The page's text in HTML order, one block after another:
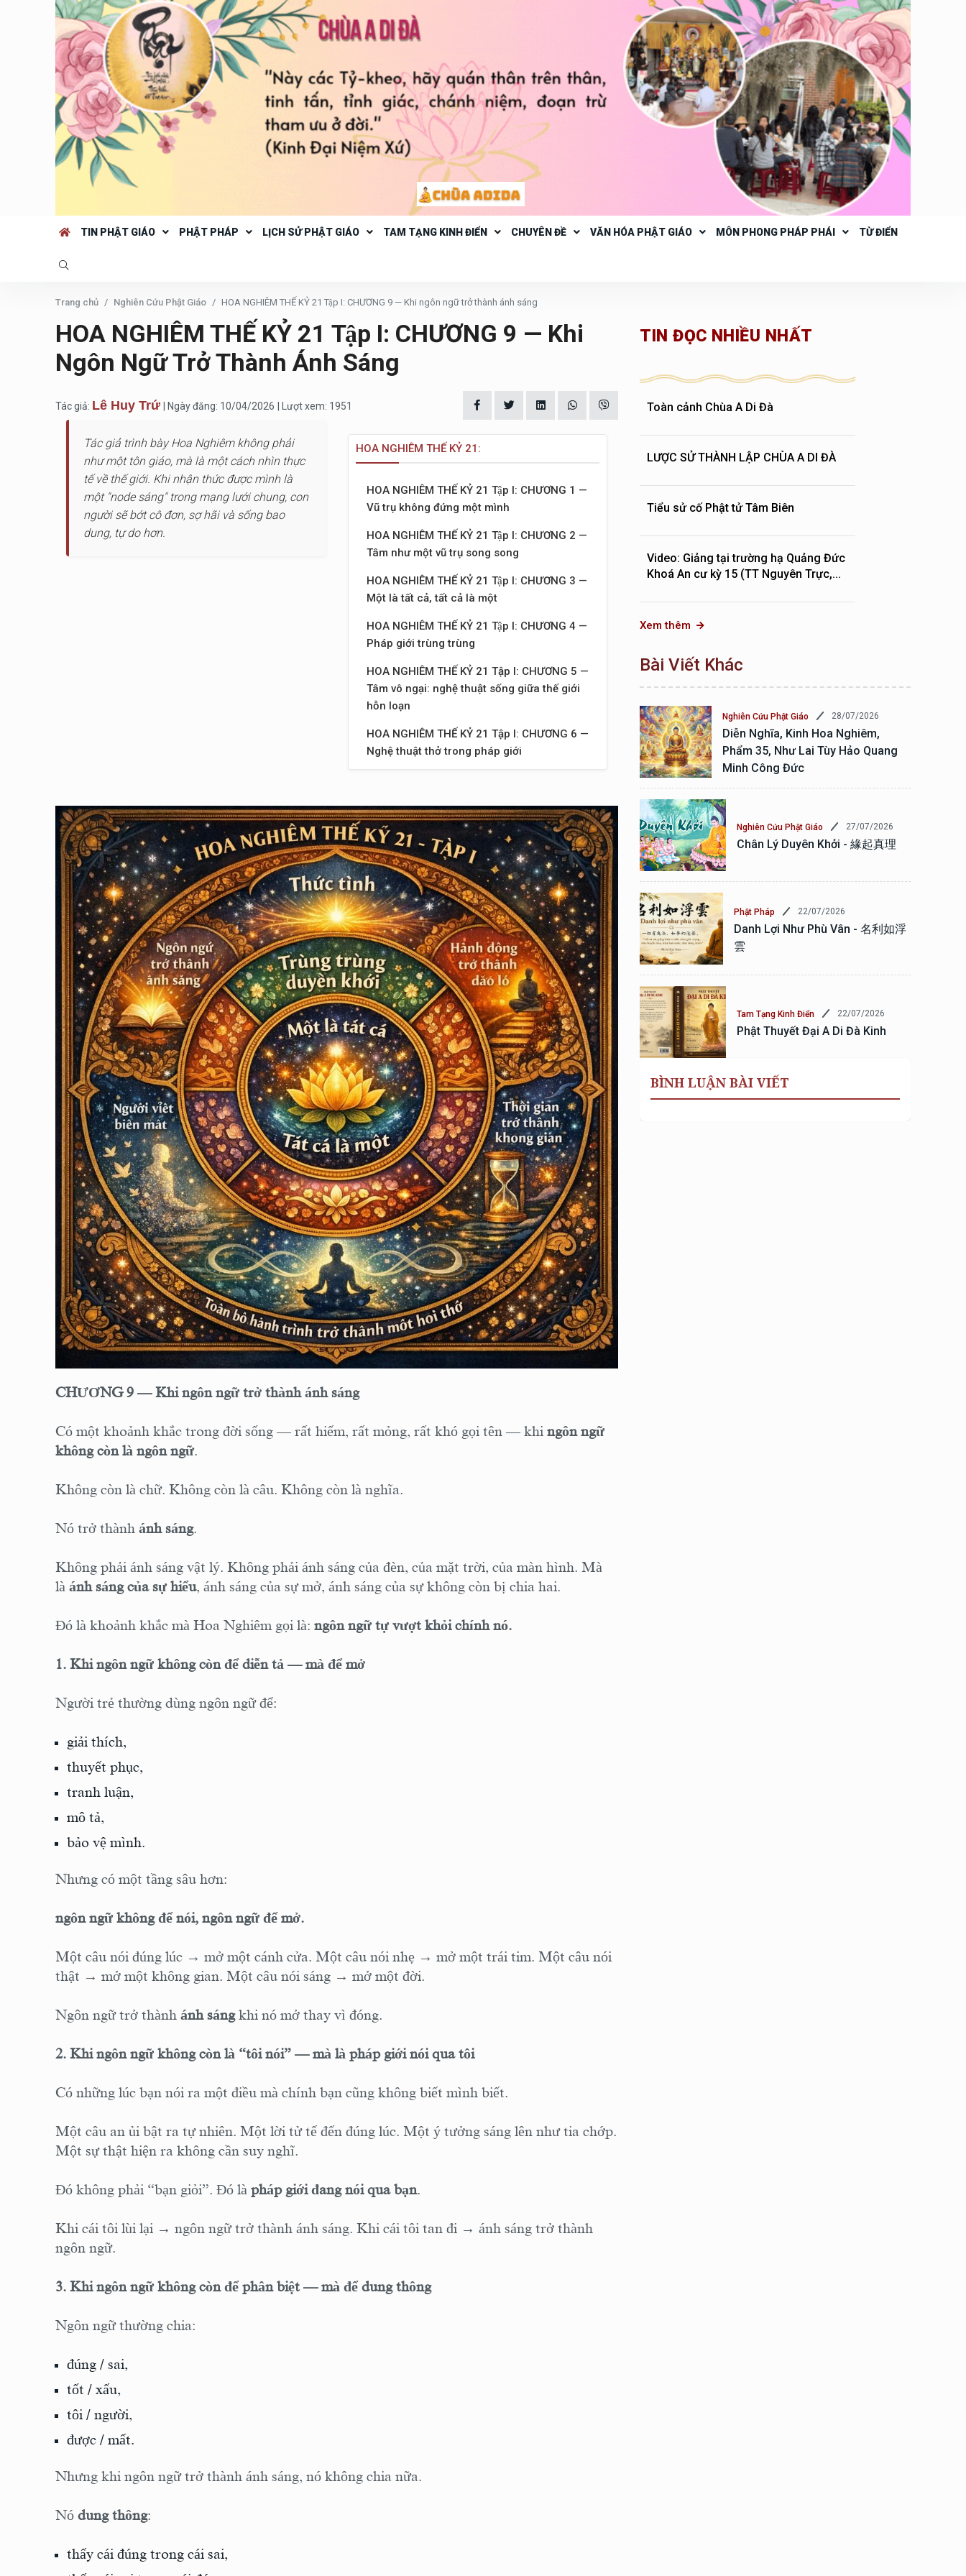
TIN PHẬT GIÁO PHẬT PHÁP LỊCH SỬ PHẬT GIÁO TAM TẠNG KINH ĐIỂN CHUYÊN ĐỀ VĂN HÓA PHẬT GIÁO MÔN PHONG PHÁP PHÁI TỪ ĐIỂN
Trang chủ Nghiên Cứu Phật Giáo HOA NGHIÊM THẾ KỶ 21 Tập I: CHƯƠNG 9 — Khi ngôn ngữ trở thành ánh sáng
HOA NGHIÊM THẾ KỶ 21 Tập I: CHƯƠNG 9 — Khi
Ngôn Ngữ Trở Thành Ánh Sáng
Tác giả: Lê Huy Trứ | Ngày đăng: 10/04/2026 | Lượt xem: 1951
Tác giả trình bày Hoa Nghiêm không phải
như một tôn giáo, mà là một cách nhìn thực
tế về thế giới. Khi nhận thức được mình là
một "node sáng" trong mạng lưới chung, con
người sẽ bớt cô đơn, sợ hãi và sống bao
dung, tự do hơn.
HOA NGHIÊM THẾ KỶ 21:
HOA NGHIÊM THẾ KỶ 21 Tập I: CHƯƠNG 1 —
Vũ trụ không đứng một mình
HOA NGHIÊM THẾ KỶ 21 Tập I: CHƯƠNG 2 —
Tâm như một vũ trụ song song
HOA NGHIÊM THẾ KỶ 21 Tập I: CHƯƠNG 3 —
Một là tất cả, tất cả là một
HOA NGHIÊM THẾ KỶ 21 Tập I: CHƯƠNG 4 —
Pháp giới trùng trùng
HOA NGHIÊM THẾ KỶ 21 Tập I: CHƯƠNG 5 —
Tâm vô ngại: nghệ thuật sống giữa thế giới
hỗn loạn
HOA NGHIÊM THẾ KỶ 21 Tập I: CHƯƠNG 6 —
Nghệ thuật thở trong pháp giới
hạn
HOA NGHIÊM THẾ KỶ 21 Tập I: CHƯƠNG 8 —
Nghệ thuật nhìn bằng mắt pháp giới
HOA NGHIÊM THẾ KỶ 21 Tập I: CHƯƠNG 9 —
Khi ngôn ngữ trở thành ánh sáng
HOA NGHIÊM THẾ KỶ 21 Tập I: CHƯƠNG 10
— Khi hành động trở thành đạo lộ
HOA NGHIÊM THẾ KỶ 21 Tập I: CHƯƠNG 11
— Khi im lặng trở thành một pháp môn
HOA NGHIÊM THẾ KỶ 21 Tập I: CHƯƠNG 12
— Khi thời gian trở thành không gian
HOA NGHIÊM THẾ KỶ 21 Tập I: CHƯƠNG 13
— Khi tác phẩm tự tan vào hư không
HOA NGHIÊM THẾ KỶ 21 Tập I: CHƯƠNG 14
— Khi người đọc trở thành pháp giới
HOA NGHIÊM THẾ KỶ 21 Tập I: CHƯƠNG 15
— Khi pháp giới tự viết tiếp chính mình
HOA NGHIÊM THẾ KỶ 21 Tập I: CHƯƠNG 16
— Khi người viết biến mất
HOA NGHIÊM THẾ KỶ 21 Tập I: CHƯƠNG 17
— Khi pháp giới nhìn lại chính mình qua thân
ta
HOA NGHIÊM THẾ KỶ 21 Tập I: CHƯƠNG 18
— Khi toàn bộ hành trình trở thành một hơi
thở
— Bài tụng kết: Một hơi thở mở vô lượng thế
CHƯƠNG 9 — Khi ngôn ngữ trở thành ánh sáng
Có một khoảnh khắc trong đời sống — rất hiếm, rất mỏng, rất khó gọi tên — khi ngôn ngữ
không còn là ngôn ngữ.
Không còn là chữ. Không còn là câu. Không còn là nghĩa.
Nó trở thành ánh sáng.
Không phải ánh sáng vật lý. Không phải ánh sáng của đèn, của mặt trời, của màn hình. Mà
là ánh sáng của sự hiểu, ánh sáng của sự mở, ánh sáng của sự không còn bị chia hai.
Đó là khoảnh khắc mà Hoa Nghiêm gọi là: ngôn ngữ tự vượt khỏi chính nó.
1. Khi ngôn ngữ không còn để diễn tả — mà để mở
Người trẻ thường dùng ngôn ngữ để:
giải thích,
thuyết phục,
tranh luận,
mô tả,
bảo vệ mình.
Nhưng có một tầng sâu hơn:
ngôn ngữ không để nói, ngôn ngữ để mở.
Một câu nói đúng lúc → mở một cánh cửa. Một câu nói nhẹ → mở một trái tim. Một câu nói
thật → mở một không gian. Một câu nói sáng → mở một đời.
Ngôn ngữ trở thành ánh sángkhi nó mở thay vì đóng.
2. Khi ngôn ngữ không còn là “tôi nói” — mà là pháp giới nói qua tôi
Có những lúc bạn nói ra một điều mà chính bạn cũng không biết mình biết.
Một câu an ủi bật ra tự nhiên. Một lời tử tế đến đúng lúc. Một ý tưởng sáng lên như tia chớp.
Một sự thật hiện ra không cần suy nghĩ.
Đó không phải “bạn giỏi”. Đó là pháp giới đang nói qua bạn.
Khi cái tôi lùi lại → ngôn ngữ trở thành ánh sáng. Khi cái tôi tan đi → ánh sáng trở thành
ngôn ngữ.
3. Khi ngôn ngữ không còn để phân biệt — mà để dung thông
Ngôn ngữ thường chia:
đúng / sai,
tốt / xấu,
tôi / người,
được / mất.
Nhưng khi ngôn ngữ trở thành ánh sáng, nó không chia nữa.
Nó dung thông:
thấy cái đúng trong cái sai,
TIN ĐỌC NHIỀU NHẤT
Toàn cảnh Chùa A Di Đà
LƯỢC SỬ THÀNH LẬP CHÙA A DI ĐÀ
Tiểu sử cố Phật tử Tâm Biên
Video: Giảng tại trường hạ Quảng Đức
Khoá An cư kỳ 15 (TT Nguyên Trực,...
Xem thêm
Bài Viết Khác
Nghiên Cứu Phật Giáo 28/07/2026
Diễn Nghĩa, Kinh Hoa Nghiêm,
Phẩm 35, Như Lai Tùy Hảo Quang
Minh Công Đức
Nghiên Cứu Phật Giáo 27/07/2026
Chân Lý Duyên Khởi - 緣起真理
Phật Pháp 22/07/2026
Danh Lợi Như Phù Vân - 名利如浮
雲
Tam Tạng Kinh Điển 22/07/2026
Phật Thuyết Đại A Di Đà Kinh
BÌNH LUẬN BÀI VIẾT